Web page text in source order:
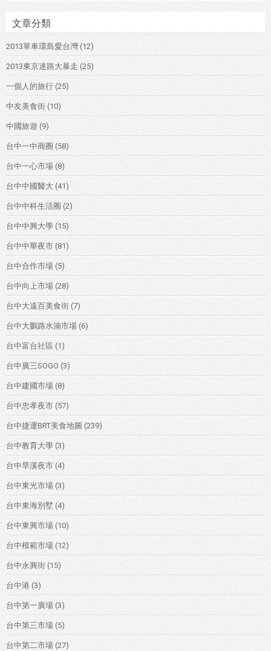
文章分類
2013單車環島愛台灣 (12)
2013東京迷路大暴走 (25)
一個人的旅行 (25)
中友美食街 (10)
中國旅遊 (9)
台中一中商圈 (58)
台中一心市場 (8)
台中中國醫大 (41)
台中中科生活圈 (2)
台中中興大學 (15)
台中中華夜市 (81)
台中合作市場 (5)
台中向上市場 (28)
台中大遠百美食街 (7)
台中大鵬路水湳市場 (6)
台中富台社區 (1)
台中廣三SOGO (3)
台中建國市場 (8)
台中忠孝夜市 (57)
台中捷運BRT美食地圖 (239)
台中教育大學 (3)
台中旱溪夜市 (4)
台中東光市場 (3)
台中東海別墅 (4)
台中東興市場 (10)
台中模範市場 (12)
台中永興街 (15)
台中港 (3)
台中第一廣場 (3)
台中第三市場 (5)
台中第二市場 (27)